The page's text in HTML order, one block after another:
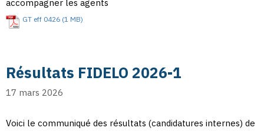
accompagner les agents
GT eff 0426
Résultats FIDELO 2026-1
17 mars 2026
Voici le communiqué des résultats (candidatures internes) de